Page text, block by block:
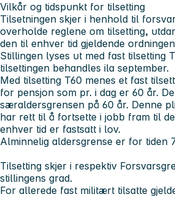
Vilkår og tidspunkt for tilsetting
Tilsetningen skjer i henhold til
overholde reglene om tilsetting,
den til enhver tid gjeldende
Stillingen lyses ut med fast tilsetting
tilsettingen behandles ila september.
Med tilsetting T60 menes et fast
for pensjon som pr. i dag er 60 år.
særaldersgrensen på 60 år. Denne
har rett til å fortsette i jobb fram til
enhver tid er fastsatt i lov.
Alminnelig aldersgrense er for tiden
Tilsetting skjer i respektiv
stillingens grad.
For allerede fast militært tilsatte